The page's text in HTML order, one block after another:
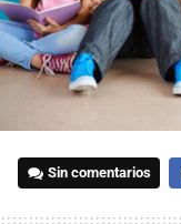
Sin comentarios